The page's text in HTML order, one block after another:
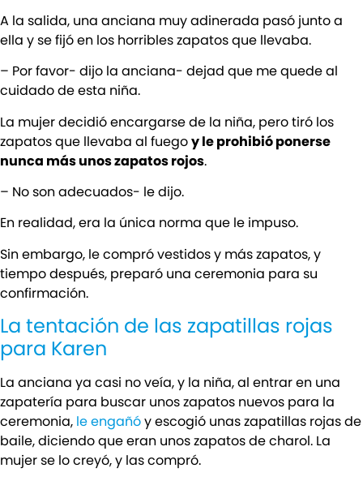
A la salida, una anciana muy adinerada pasó junto a
ella y se fijó en los horribles zapatos que llevaba.
– Por favor- dijo la anciana- dejad que me quede al
cuidado de esta niña.
La mujer decidió encargarse de la niña, pero tiró los
zapatos que llevaba al fuegoy le prohibió ponerse
nunca más unos zapatos rojos.
– No son adecuados- le dijo.
En realidad, era la única norma que le impuso.
Sin embargo, le compró vestidos y más zapatos, y
tiempo después, preparó una ceremonia para su
confirmación.
La tentación de las zapatillas rojas
para Karen
La anciana ya casi no veía, y la niña, al entrar en una
zapatería para buscar unos zapatos nuevos para la
ceremonia, le engañóy escogió unas zapatillas rojas de
baile, diciendo que eran unos zapatos de charol. La
mujer se lo creyó, y las compró.